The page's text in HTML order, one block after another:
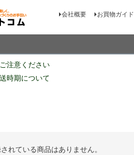
会社概要 お買物ガイド
注意ください
時期について
れている商品はありません。